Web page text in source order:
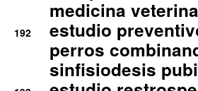
medicina
192
estudio
perros
sinfisiodesis